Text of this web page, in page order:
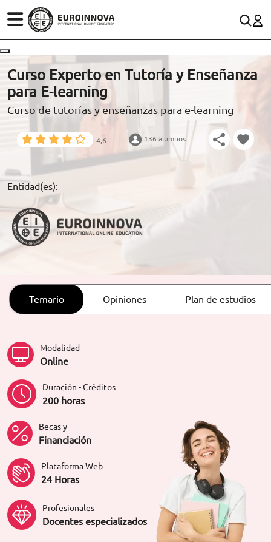
ÁREAS
ESTUDIOS
CONOCE EUROINNOVA
BECAS Y FINANCIACIÓN
RECURSOS EDUCATIVOS
ARTÍCULOS
CONTACTO
(+34)958 050 200(gratuito en España)
900 831 200
formacion@euroinnova.com
TRABAJA CON NOSOTROS
Curso Experto en Tutoría y Enseñanza
para E-learning
Curso de tutorías y enseñanzas para e-learning
4,6 136 alumnos
Entidad(es):
Temario Opiniones Plan de estudios
Modalidad
Online
Duración - Créditos
200 horas
Becas y
Financiación
Plataforma Web
24 Horas
Profesionales
Docentes especializados